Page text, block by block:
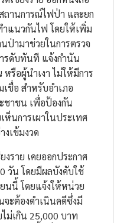
ถานการณ์ไฟป่า และยก
ำแนวกันไฟ โดยให้เพิ่ม
ป่ามาช่วยในการตรวจ
รดับทันที แจ้งกำนัน
อผู้นำเงา ไม่ให้มีการ
ชื่อ สำหรับอำเภอ
ชาชน เพื่อป้องกัน
นการเผาในประเทศ
เข้มงวด
ราย เคยออกประกาศ
วัน โดยมีผลบังคับใช้
นนี้ โดยแจ้งให้หน่วย
จะต้องดำเนินคดีซึ่งมี
ม่เกิน 25,000 บาท